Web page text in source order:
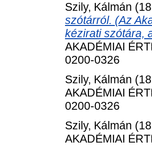
Szily, Kálmán
szótárról. (Az
kézirati szótára,
AKADÉMIAI
0200-0326
Szily, Kálmán
AKADÉMIAI
0200-0326
Szily, Kálmán
AKADÉMIAI